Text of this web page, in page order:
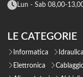
Lun - Sab 08,00-
LE CATEGORIE
Informatica Idraulica
Elettronica